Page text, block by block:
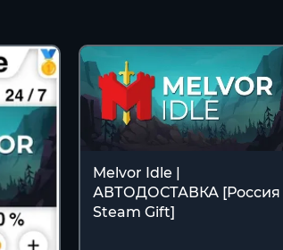
Melvor Idle |
АВТОДОСТАВКА [Россия
Steam Gift]